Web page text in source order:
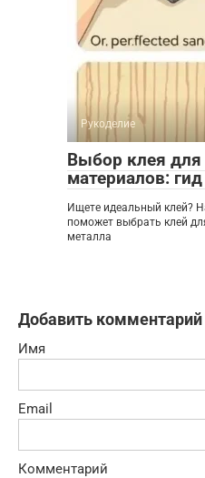
Рукоделие
Выбор клея
материалов:
Ищете идеальный клей?
поможет выбрать клей
металла
Добавить комментарий
Имя
Email
Комментарий